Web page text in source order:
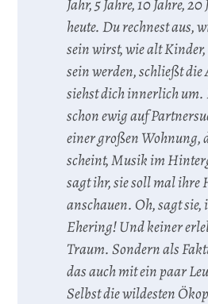
heute. Du rechnest aus,
sein wirst, wie alt
sein werden, schließt die
siehst dich innerlich um.
schon ewig auf
einer großen Wohnung,
scheint, Musik im
sagt ihr, sie soll mal ihre
anschauen. Oh, sagt sie,
Ehering! Und keiner
Traum. Sondern als
das auch mit ein paar
Selbst die wildesten